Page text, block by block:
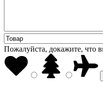
Пожалуйста, докажите, что